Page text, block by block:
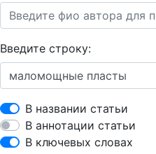
Введите строку:
В названии статьи
В аннотации статьи
В ключевых словах